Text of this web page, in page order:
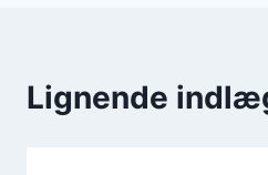
Lignende